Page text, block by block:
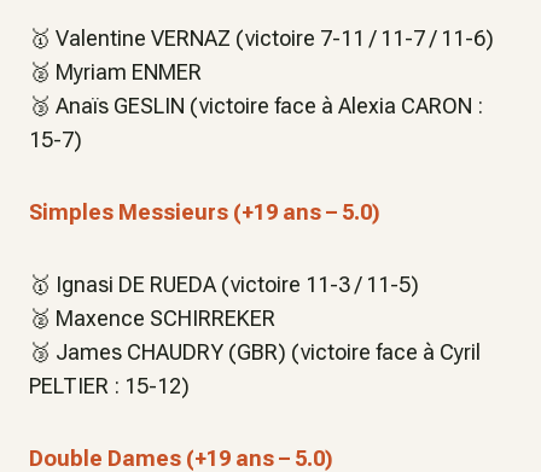
🥇 Valentine VERNAZ (victoire 7-11 / 11-7 / 11-6)
🥈 Myriam ENMER
🥉 Anaïs GESLIN (victoire face à Alexia CARON :
15-7)
Simples Messieurs (+19 ans – 5.0)
🥇 Ignasi DE RUEDA (victoire 11-3 / 11-5)
🥈 Maxence SCHIRREKER
🥉 James CHAUDRY (GBR) (victoire face à Cyril
PELTIER : 15-12)
Double Dames (+19 ans – 5.0)